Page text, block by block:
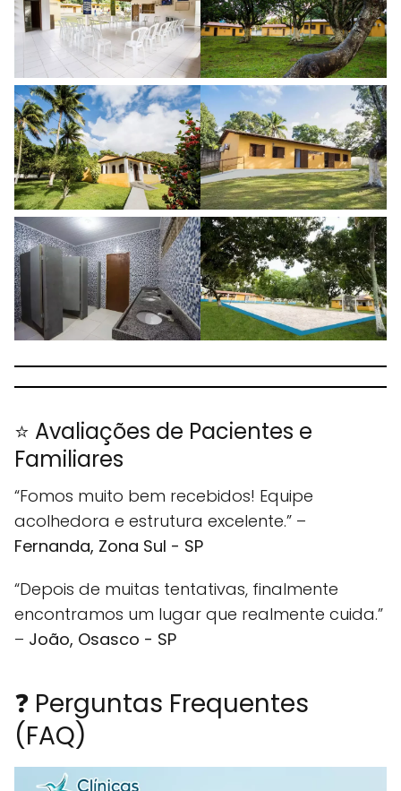
⭐ Avaliações de Pacientes e
Familiares
“Fomos muito bem recebidos! Equipe
acolhedora e estrutura excelente.” –
Fernanda, Zona Sul - SP
“Depois de muitas tentativas, finalmente
encontramos um lugar que realmente cuida.”
– João, Osasco - SP
❓ Perguntas Frequentes
(FAQ)